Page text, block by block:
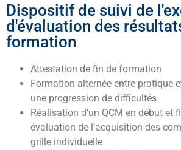
Dispositif de suivi de
d'évaluation des
formation
Attestation de fin de formation
Formation alternée entre pratique
une progression de difficultés
Réalisation d’un QCM en début et
évaluation de l’acquisition des
grille individuelle